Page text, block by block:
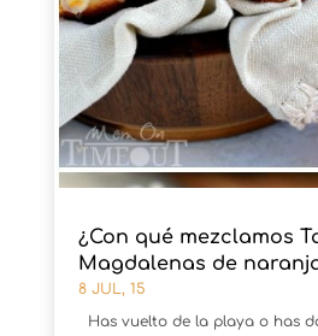
¿Con qué mezclamos
Magdalenas de
8 JUL, 15
Has vuelto de la playa o has